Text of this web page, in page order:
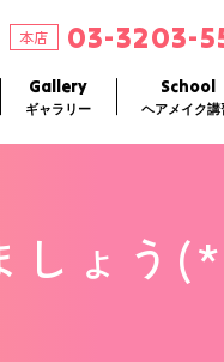
本店 03-3203-
Gallery
ギャラリー
School
ヘアメイク講
しょう